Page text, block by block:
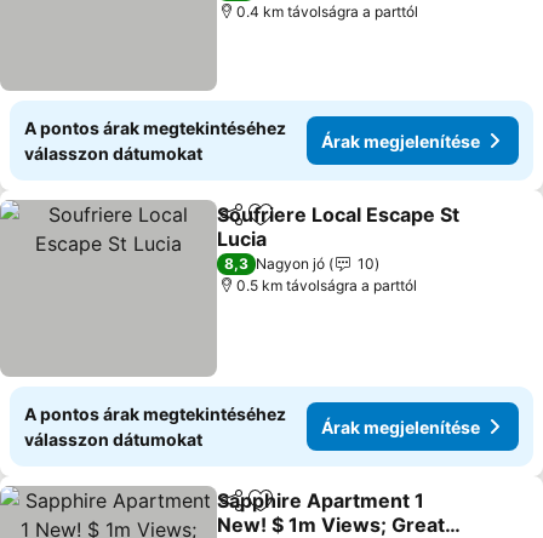
0.4 km távolságra a parttól
A pontos árak megtekintéséhez
válasszon dátumokat
Árak megjelenítése
MegosztásHozzáadás a kedvencekhez
Soufriere Local Escape St
Lucia
8,3 Nagyon jó
10
0.5 km távolságra a parttól
A pontos árak megtekintéséhez
válasszon dátumokat
Árak megjelenítése
Megosztás
Hozzáadás a kedvencekhez
Sapphire Apartment 1
New! $ 1m Views; Great